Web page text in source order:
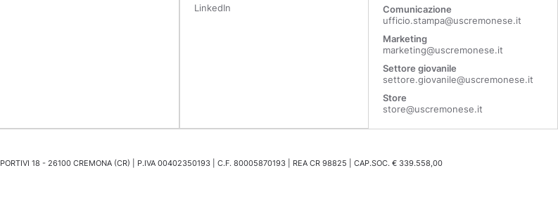
LinkedIn
Comunicazione
ufficio.stampa@uscremonese.it
Marketing
marketing@uscremonese.it
Settore giovanile
settore.giovanile@uscremonese.it
Store
store@uscremonese.it
SPORTIVI 18 - 26100 CREMONA (CR) | P.IVA 00402350193 | C.F. 80005870193 | REA CR 98825 | CAP.SOC. € 339.558,00